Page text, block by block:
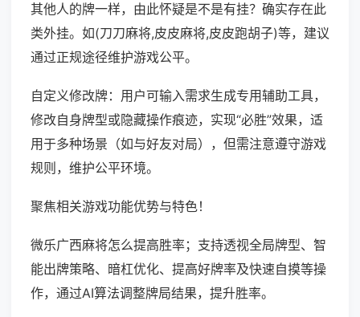
其他人的牌一样，由此怀疑是不是有挂？确实存在此
类外挂。如(刀刀麻将,皮皮麻将,皮皮跑胡子)等，建议
通过正规途径维护游戏公平。
自定义修改牌：用户可输入需求生成专用辅助工具，
修改自身牌型或隐藏操作痕迹，实现“必胜”效果，适
用于多种场景（如与好友对局），但需注意遵守游戏
规则，维护公平环境。
聚焦相关游戏功能优势与特色！
微乐广西麻将怎么提高胜率；支持透视全局牌型、智
能出牌策略、暗杠优化、提高好牌率及快速自摸等操
作，通过AI算法调整牌局结果，提升胜率。